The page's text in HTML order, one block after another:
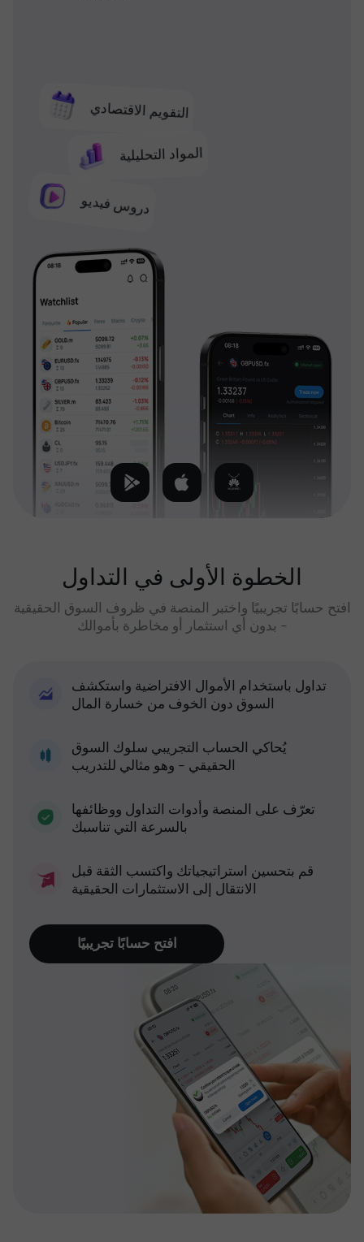
التقويم الاقتصادي
المواد التحليلية
دروس فيديو
الخطوة الأولى في التداول
افتح حسابًا تجريبيًا واختبر المنصة في ظروف السوق الحقيقية
- بدون أي استثمار أو مخاطرة بأموالك
تداول باستخدام الأموال الافتراضية واستكشف
السوق دون الخوف من خسارة المال
يُحاكي الحساب التجريبي سلوك السوق
الحقيقي - وهو مثالي للتدريب
تعرّف على المنصة وأدوات التداول ووظائفها
بالسرعة التي تناسبك
قم بتحسين استراتيجياتك واكتسب الثقة قبل
الانتقال إلى الاستثمارات الحقيقية
افتح حسابًا تجريبيًا